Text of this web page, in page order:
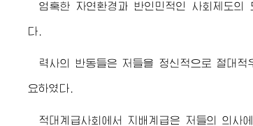
엄혹한 자연환경과 반인민적인 사회제도
다.
력사의 반동들은 저들을 정신적으로 절대
요하였다.
적대계급사회에서 지배계급은 저들의 의사